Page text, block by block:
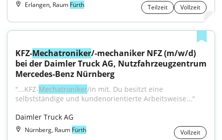
Erlangen, Raum Fürth Teilzeit Vollzeit
KFZ-Mechatroniker/-mechaniker NFZ (m/w/d)
bei der Daimler Truck AG, Nutzfahrzeugzentrum
Mercedes-Benz Nürnberg
"...KFZ-Mechatroniker/in mit. Du besitzt eine
selbstständige und kundenorientierte Arbeitsweise..."
Daimler Truck AG
Nürnberg, Raum Fürth Vollzeit